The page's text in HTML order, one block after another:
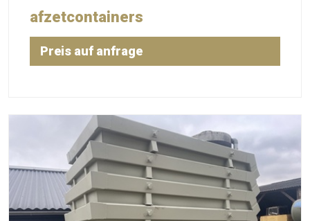
afzetcontainers
Preis auf anfrage